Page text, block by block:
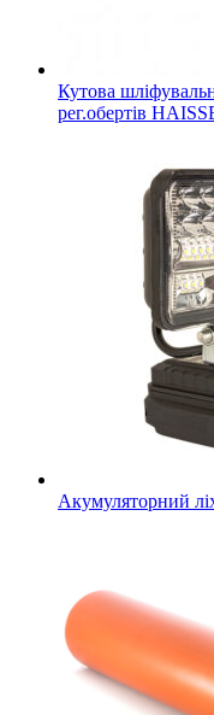
Кутова
рег.обертів
Акумуляторний